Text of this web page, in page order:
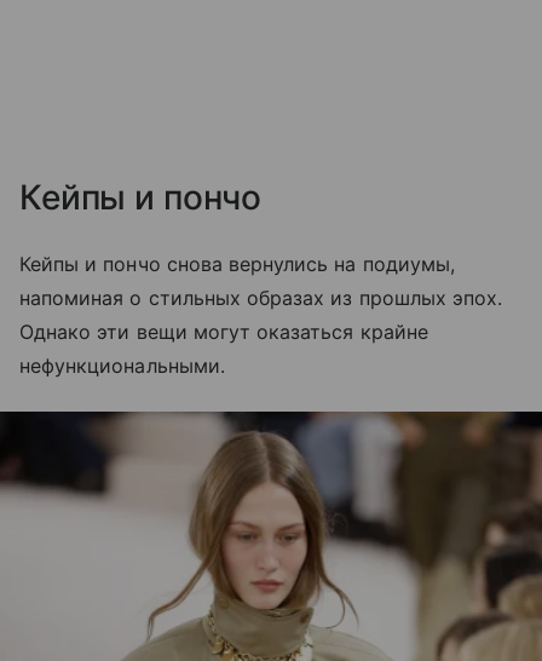
Кейпы и пончо
Кейпы и пончо снова вернулись на подиумы,
напоминая о стильных образах из прошлых эпох.
Однако эти вещи могут оказаться крайне
нефункциональными.